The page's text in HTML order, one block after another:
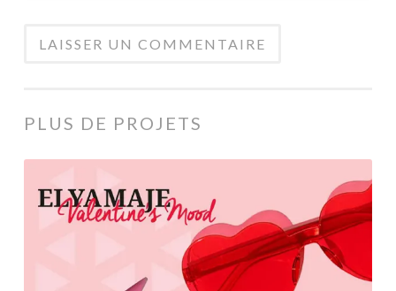
PLUS DE PROJETS
Instagram